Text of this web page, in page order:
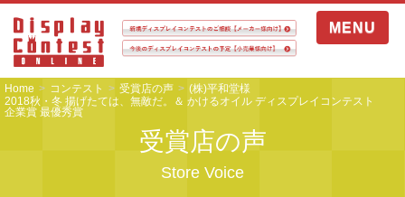
MENU
Home コンテスト 受賞店の声
(株)平和堂様
2018秋・冬 揚げたては、無敵だ。＆ かけるオイル ディスプレイコンテスト
企業賞 最優秀賞
受賞店の声
Store Voice